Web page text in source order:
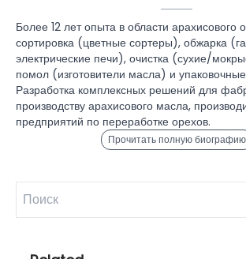
Более 12 лет опыта в области арахисового
сортировка (цветные сортеры), обжарка
электрические печи), очистка (сухие/
помол (изготовители масла) и
Разработка комплексных решений для
производству арахисового масла,
предприятий по переработке орехов.
Прочитать полную биографию